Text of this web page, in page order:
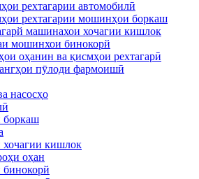
рехтагарии автомобилӣ
рехтагарии мошинҳои боркаш
машинахои хочагии кишлок
мошинхои бинокорй
оҳанин ва қисмҳои рехтагарӣ
пӯлоди фармоишӣ
насосҳо
кишлок
оҳан